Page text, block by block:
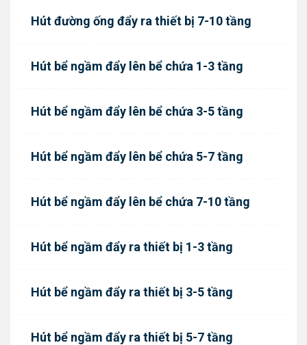
Hút đường ống đẩy ra thiết bị 7-10 tầng
Hút bể ngầm đẩy lên bể chứa 1-3 tầng
Hút bể ngầm đẩy lên bể chứa 3-5 tầng
Hút bể ngầm đẩy lên bể chứa 5-7 tầng
Hút bể ngầm đẩy lên bể chứa 7-10 tầng
Hút bể ngầm đẩy ra thiết bị 1-3 tầng
Hút bể ngầm đẩy ra thiết bị 3-5 tầng
Hút bể ngầm đẩy ra thiết bị 5-7 tầng